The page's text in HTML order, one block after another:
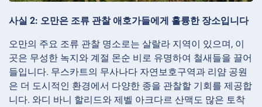
사실 2: 오만은 조류 관찰 애호가들에게 훌륭한 장소입니다
오만의 주요 조류 관찰 명소로는 살랄라 지역이 있으며, 이
곳은 무성한 녹지와 계절 몬순 비로 유명하여 철새들을 끌어
들입니다. 무스카트의 무사나다 자연보호구역과 리얌 공원
은 더 도시적인 환경에서 다양한 종을 관찰할 기회를 제공합
니다. 와디 바니 할리드와 제벨 아크다르 산맥도 많은 토착